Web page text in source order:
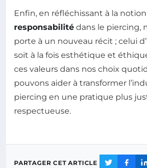
Enfin, en réfléchissant à la
responsabilité dans le piercing,
porte à un nouveau récit ; celui
soit à la fois esthétique et
ces valeurs dans nos choix
pouvons aider à transformer
piercing en une pratique plus
respectueuse.
PARTAGER CET ARTICLE